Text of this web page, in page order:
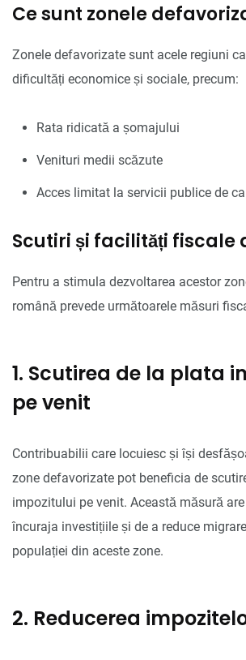
Ce sunt zonele
Zonele defavorizate sunt acele regiuni
dificultăți economice și sociale, precum:
Rata ridicată a șomajului
Venituri medii scăzute
Acces limitat la servicii publice de
Scutiri și facilități fiscale
Pentru a stimula dezvoltarea acestor
română prevede următoarele măsuri
1. Scutirea de la plata
pe venit
Contribuabilii care locuiesc și își
zone defavorizate pot beneficia de
impozitului pe venit. Această măsură
încuraja investițiile și de a reduce
populației din aceste zone.
2. Reducerea